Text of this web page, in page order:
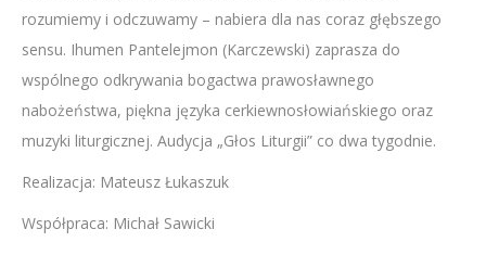
rozumiemy i odczuwamy – nabiera dla nas coraz głębszego
sensu. Ihumen Pantelejmon (Karczewski) zaprasza do
wspólnego odkrywania bogactwa prawosławnego
nabożeństwa, piękna języka cerkiewnosłowiańskiego oraz
muzyki liturgicznej. Audycja „Głos Liturgii” co dwa tygodnie.
Realizacja: Mateusz Łukaszuk
Współpraca: Michał Sawicki